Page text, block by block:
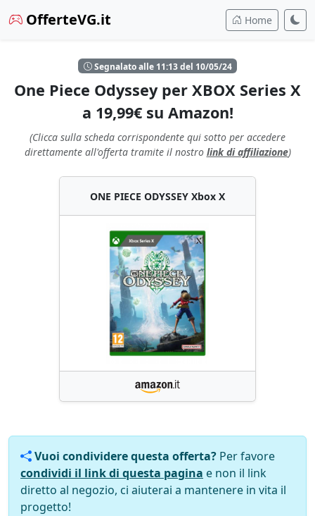
OfferteVG.it Home
Segnalato alle 11:13 del 10/05/24
One Piece Odyssey per XBOX Series X
a 19,99€ su Amazon!
(Clicca sulla scheda corrispondente qui sotto per accedere
direttamente all'offerta tramite il nostro link di affiliazione)
ONE PIECE ODYSSEY Xbox X
Vuoi condividere questa offerta? Per favore
condividi il link di questa pagina e non il link
diretto al negozio, ci aiuterai a mantenere in vita il
progetto!